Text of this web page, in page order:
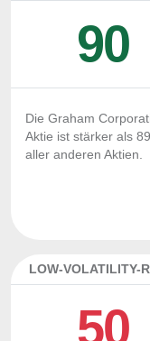
90
Die Graham
Aktie ist stärker als
aller anderen Aktien.
LOW-VOLATILITY-
50